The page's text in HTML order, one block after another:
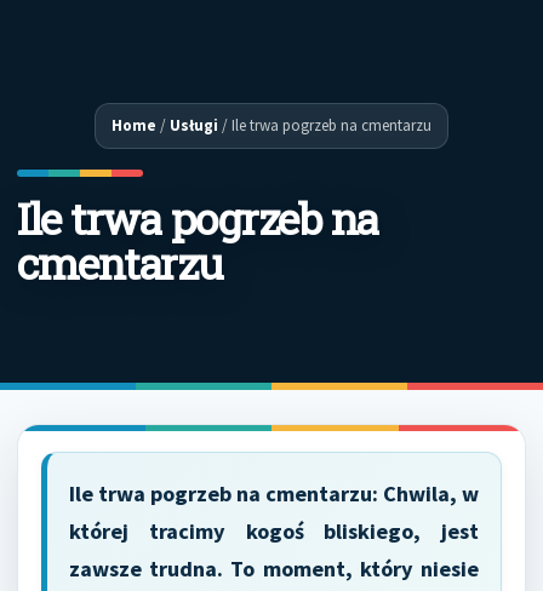
Home / Usługi /Ile trwa pogrzeb na cmentarzu
Ile trwa pogrzeb na
cmentarzu
Ile trwa pogrzeb na cmentarzu: Chwila, w
której tracimy kogoś bliskiego, jest
zawsze trudna. To moment, który niesie